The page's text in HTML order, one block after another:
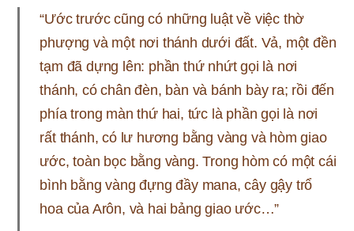
“Ước trước cũng có những luật về việc thờ
phượng và một nơi thánh dưới đất. Vả, một đền
tạm đã dựng lên: phần thứ nhứt gọi là nơi
thánh, có chân đèn, bàn và bánh bày ra; rồi đến
phía trong màn thứ hai, tức là phần gọi là nơi
rất thánh, có lư hương bằng vàng và hòm giao
ước, toàn bọc bằng vàng. Trong hòm có một cái
bình bằng vàng đựng đầy mana, cây gậy trổ
hoa của Arôn, và hai bảng giao ước…”